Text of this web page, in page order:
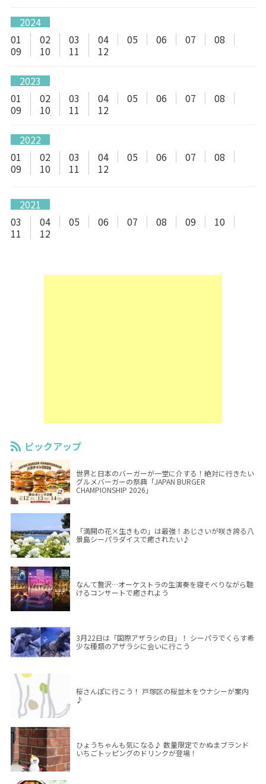
2024
01
02 03 04 05 06 07
08
09
10 11 12
2023
01
02 03 04 05 06 07
08
09
10 11 12
2022
01
02 03 04 05 06 07
08
09
10 11 12
2021
03
04 05 06 07 08 09
10
11
12
ピックアップ
世界と日本のバーガーが一堂に介する！絶対に行きたい
グルメバーガーの祭典「JAPAN BURGER
CHAMPIONSHIP 2026」
「満開の花×生きもの」は最強！あじさいが咲き誇る八
景島シーパラダイスで癒されたい♪
なんて贅沢…オーケストラの生演奏を寝そべりながら聴
けるコンサートで癒されよう
3月22日は「国際アザラシの日」！ シーパラでくらす希
少な種類のアザラシに会いに行こう
桜さんぽに行こう！ 戸塚区の桜並木をウナシーが案内
♪
ひょうちゃんも気になる♪ 数量限定でかぬまブランド
いちごトッピングのドリンクが登場！